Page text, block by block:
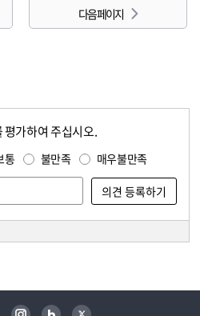
다음 페이지
평가하여 주십시오.
통 불만족 매우불만족
인스타그램 블로그 트위터